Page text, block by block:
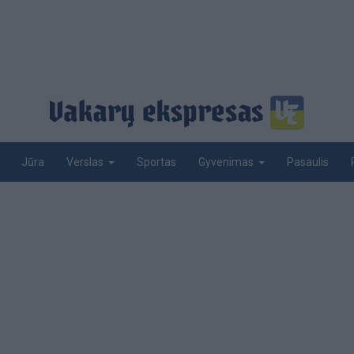
Jūra Verslas Sportas Gyvenimas Pasaulis